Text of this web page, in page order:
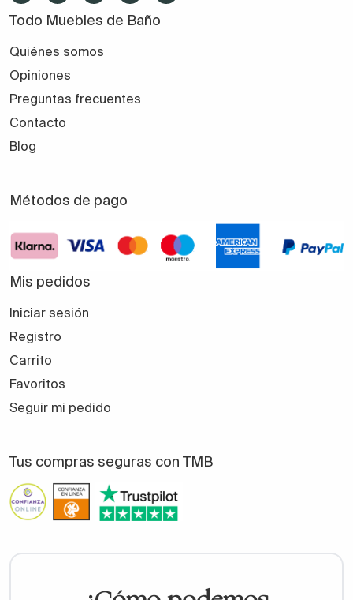
Todo Muebles de Baño
Quiénes somos
Opiniones
Preguntas frecuentes
Contacto
Blog
Métodos de pago
Mis pedidos
Iniciar sesión
Registro
Carrito
Favoritos
Seguir mi pedido
Tus compras seguras con TMB